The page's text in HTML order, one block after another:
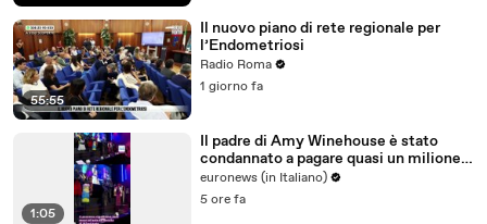
55:55
Il nuovo piano di rete regionale per
l’Endometriosi
Radio Roma
1 giorno fa
1:05
Il padre di Amy Winehouse è stato
condannato a pagare quasi un milione
di sterline alle amiche
euronews (in Italiano)
5 ore fa